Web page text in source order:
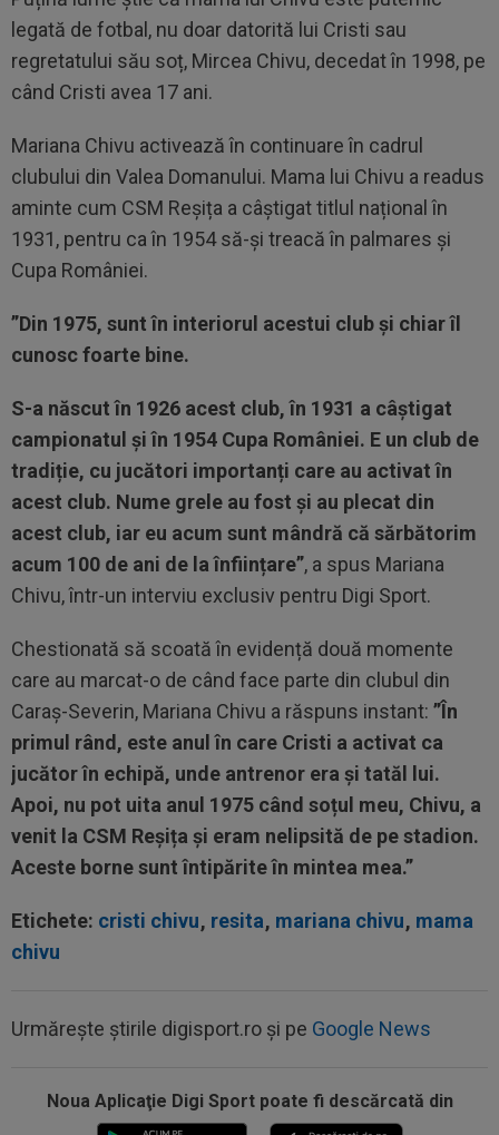
legată de fotbal, nu doar datorită lui Cristi sau
regretatului său soț, Mircea Chivu, decedat în 1998, pe
când Cristi avea 17 ani.
Mariana Chivu activează în continuare în cadrul
clubului din Valea Domanului. Mama lui Chivu a readus
aminte cum CSM Reșița a câștigat titlul național în
1931, pentru ca în 1954 să-și treacă în palmares și
Cupa României.
”Din 1975, sunt în interiorul acestui club și chiar îl
cunosc foarte bine.
S-a născut în 1926 acest club, în 1931 a câștigat
campionatul și în 1954 Cupa României. E un club de
tradiție, cu jucători importanți care au activat în
acest club. Nume grele au fost și au plecat din
acest club, iar eu acum sunt mândră că sărbătorim
acum 100 de ani de la înființare”, a spus Mariana
Chivu, într-un interviu exclusiv pentru Digi Sport.
Chestionată să scoată în evidență două momente
care au marcat-o de când face parte din clubul din
Caraș-Severin, Mariana Chivu a răspuns instant: ”În
primul rând, este anul în care Cristi a activat ca
jucător în echipă, unde antrenor era și tatăl lui.
Apoi, nu pot uita anul 1975 când soțul meu, Chivu, a
venit la CSM Reșița și eram nelipsită de pe stadion.
Aceste borne sunt întipărite în mintea mea.”
Etichete: cristi chivu, resita, mariana chivu, mama
chivu
Urmărește știrile digisport.ro și pe Google News
Noua Aplicaţie Digi Sport poate fi descărcată din
22:43 EXCLUSIV
Scandal în pauza meciului Dinamo
- FC Voluntari! Bogdan Bălănescu a coborât la...